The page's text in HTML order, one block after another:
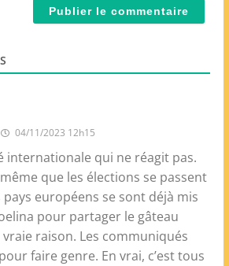
04/11/2023 12h15
internationale qui ne réagit pas.
que les élections se passent
européens se sont déjà mis
pour partager le gâteau
vraie raison. Les communiqués
faire genre. En vrai, c’est tous